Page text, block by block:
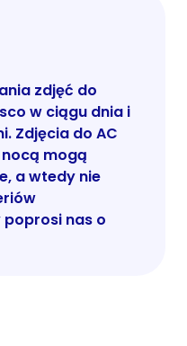
zdjęć do
w ciągu dnia i
Zdjęcia do AC
mogą
a wtedy nie
nas o